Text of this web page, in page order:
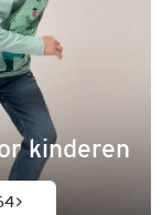
kinderen